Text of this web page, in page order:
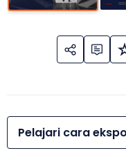
Pelajari cara